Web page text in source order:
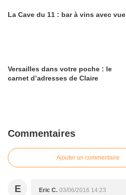
La Cave du 11 : bar à vins avec vue
Versailles dans votre poche : le
carnet d’adresses de Claire
Commentaires
Ajouter un commentaire
E Eric C. 03/06/2016 14:23